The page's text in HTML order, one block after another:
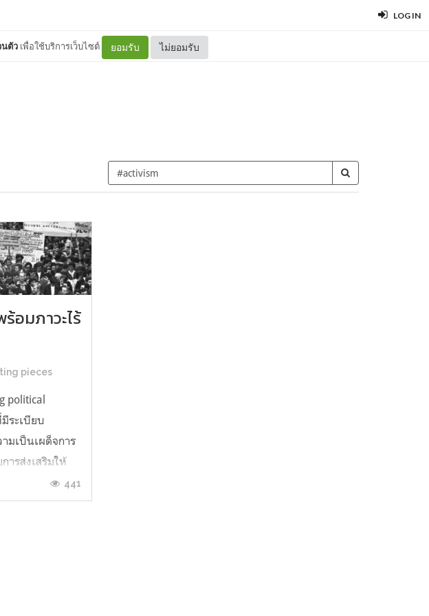
LOG IN
นตัว เพื่อใช้บริการเว็บไซต์ ยอมรับ ไม่ยอมรับ
อมภาวะไร้
pieces
political
ระเบียบ
เป็นเผด็จการ
รส่งเสริมให้
✽
มที่ยืดเยื้อไม่รู้
441